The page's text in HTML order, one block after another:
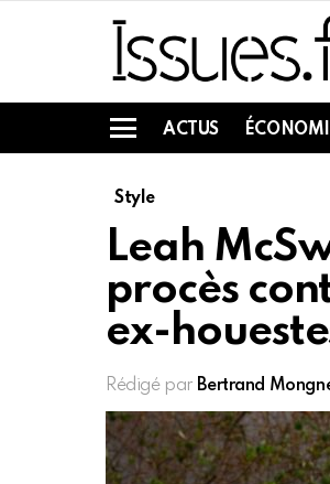
Menu
ACTUS
Style
Leah
procès
ex-
Rédigé par Bertrand